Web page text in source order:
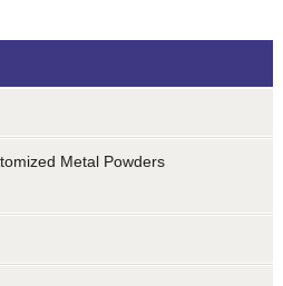
Metal Powders